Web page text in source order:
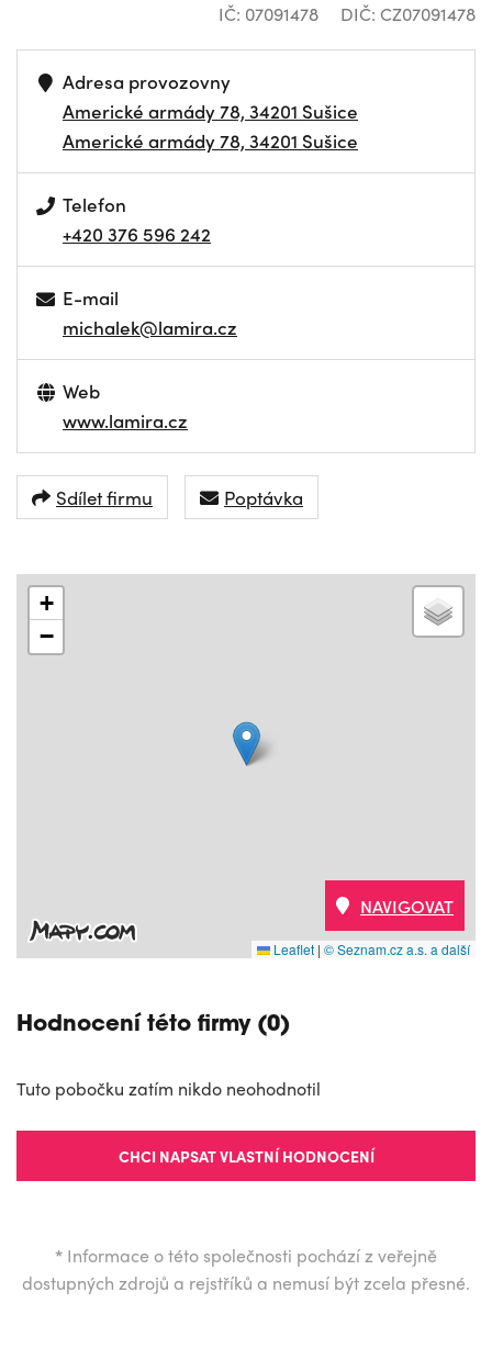
IČ: 07091478 DIČ: CZ07091478
Adresa provozovny
Americké armády 78, 34201 Sušice
Americké armády 78, 34201 Sušice
Telefon
+420 376 596 242
E-mail
michalek@lamira.cz
Web
www.lamira.cz
Sdílet firmu Poptávka
+
−
Leaflet | © Seznam.cz a.s. a další
NAVIGOVAT
Hodnocení této firmy (0)
Tuto pobočku zatím nikdo neohodnotil
CHCI NAPSAT VLASTNÍ HODNOCENÍ
* Informace o této společnosti pochází z veřejně
dostupných zdrojů a rejstříků a nemusí být zcela přesné.